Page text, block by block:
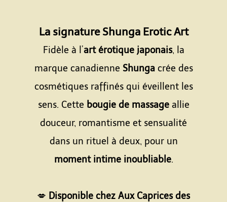
La signature Shunga Erotic Art
Fidèle à l’art érotique japonais, la
marque canadienne Shungacrée des
cosmétiques raffinés qui éveillent les
sens. Cette bougie de massageallie
douceur, romantisme et sensualité
dans un rituel à deux, pour un
moment intime inoubliable.
💋 Disponible chez Aux Caprices des